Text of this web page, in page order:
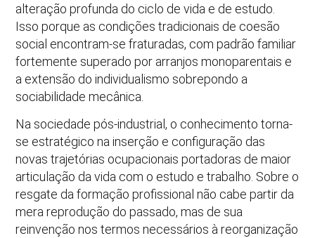
alteração profunda do ciclo de vida e de estudo.
Isso porque as condições tradicionais de coesão
social encontram-se fraturadas, com padrão familiar
fortemente superado por arranjos monoparentais e
a extensão do individualismo sobrepondo a
sociabilidade mecânica.
Na sociedade pós-industrial, o conhecimento torna-
se estratégico na inserção e configuração das
novas trajetórias ocupacionais portadoras de maior
articulação da vida com o estudo e trabalho. Sobre o
resgate da formação profissional não cabe partir da
mera reprodução do passado, mas de sua
reinvenção nos termos necessários à reorganização